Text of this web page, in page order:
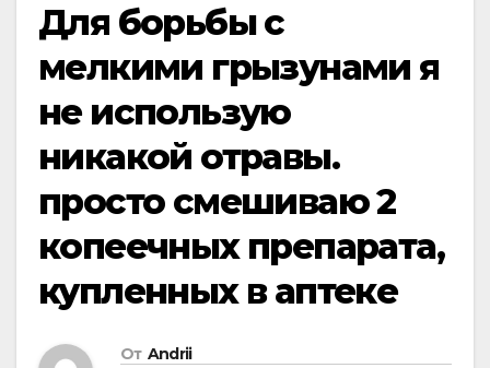
Для борьбы с
мелкими грызунами я
не использую
никакой отравы.
просто смешиваю 2
копеечных препарата,
купленных в аптеке
От Andrii